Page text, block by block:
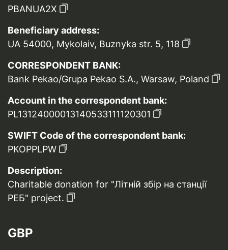
PBANUA2X
Beneficiary address:
UA 54000, Mykolaiv, Buznyka str. 5, 118
CORRESPONDENT BANK:
Bank Pekao/Grupa Pekao S.A., Warsaw, Poland
Account in the correspondent bank:
PL13124000013140533111120301
SWIFT Code of the correspondent bank:
PKOPPLPW
Description:
Charitable donation for "Літній збір на станції
РЕБ" project.
GBP